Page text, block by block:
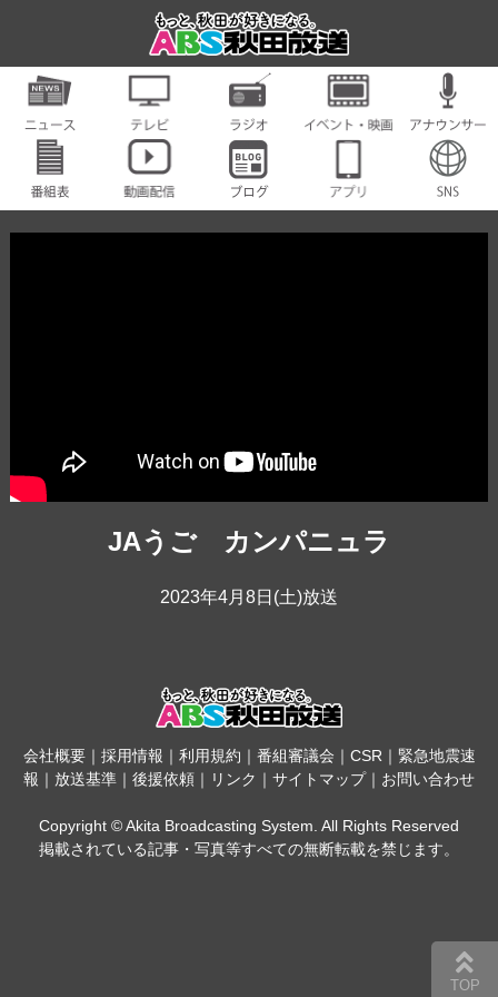
JAうご カンパニュラ
2023年4月8日(土)放送
会社概要｜ 採用情報 ｜ 利用規約 ｜ 番組審議会 ｜ CSR ｜ 緊急地震速
報 ｜ 放送基準 ｜ 後援依頼 ｜ リンク ｜ サイトマップ｜ お問い合わせ
Copyright © Akita Broadcasting System. All Rights Reserved
掲載されている記事・写真等すべての無断転載を禁じます。